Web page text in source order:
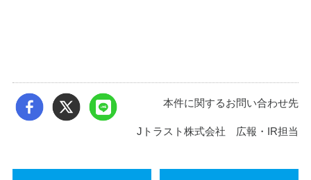
本件に関するお問い合わせ先
Jトラスト株式会社 広報・IR担当